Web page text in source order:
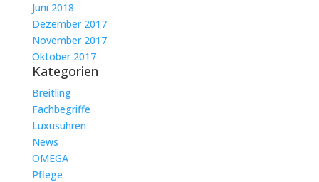
Juni 2018
Dezember 2017
November 2017
Oktober 2017
Kategorien
Breitling
Fachbegriffe
Luxusuhren
News
OMEGA
Pflege